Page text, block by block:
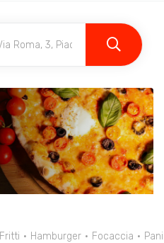
Fritti Hamburger Focaccia